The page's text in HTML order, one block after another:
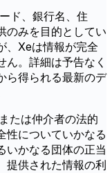
ド、銀行名、住
のみを目的としてい
、Xeは情報が完全
。詳細は予告なく
ら得られる最新のデ
たは仲介者の法的
性についていかなる
いかなる団体の正当
提供された情報の利